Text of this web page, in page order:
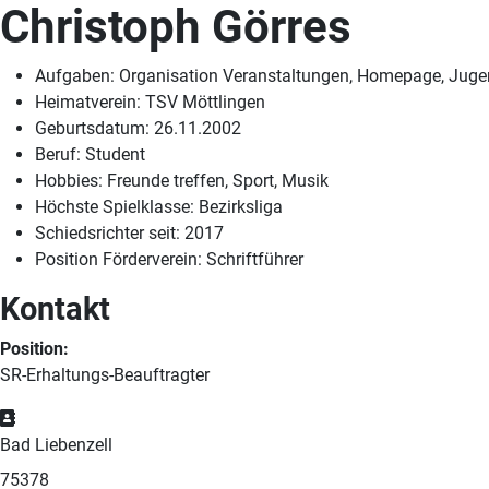
Christoph Görres
Aufgaben: Organisation Veranstaltungen, Homepage,
Heimatverein: TSV Möttlingen
Geburtsdatum: 26.11.2002
Beruf: Student
Hobbies: Freunde treffen, Sport, Musik
Höchste Spielklasse: Bezirksliga
Schiedsrichter seit: 2017
Position Förderverein: Schriftführer
Kontakt
Position:
SR-Erhaltungs-Beauftragter
Adresse
Bad Liebenzell
75378